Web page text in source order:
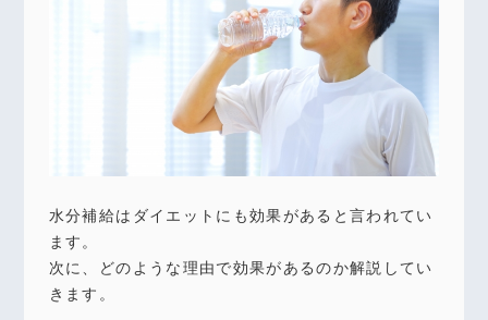
水分補給はダイエットにも効果があると言われてい
ます。
次に、どのような理由で効果があるのか解説してい
きます。